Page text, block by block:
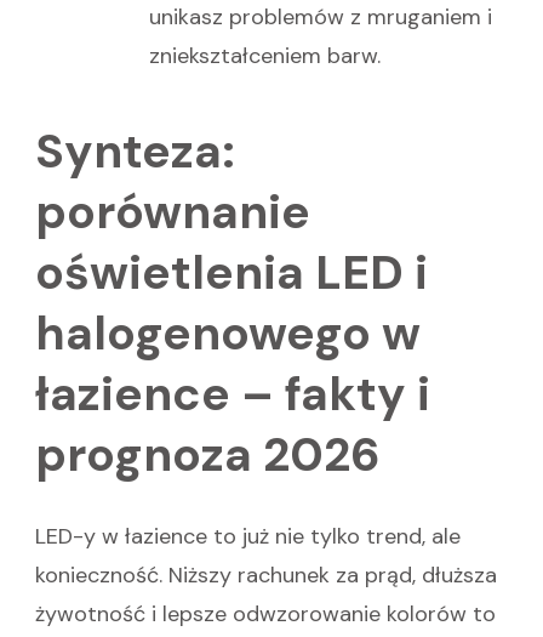
unikasz problemów z mruganiem i
zniekształceniem barw.
Synteza:
porównanie
oświetlenia LED i
halogenowego w
łazience – fakty i
prognoza 2026
LED-y w łazience to już nie tylko trend, ale
konieczność. Niższy rachunek za prąd, dłuższa
żywotność i lepsze odwzorowanie kolorów to